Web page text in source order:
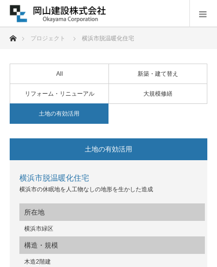
ホームプロジェクト 横浜市脱温暖化住宅
All 新築・建て替え
リフォーム・リニューアル 大規模修繕
土地の有効活用
土地の有効活用
横浜市脱温暖化住宅
横浜市の休眠地を人工物なしの地形を生かした造成
所在地
横浜市緑区
構造・規模
木造2階建